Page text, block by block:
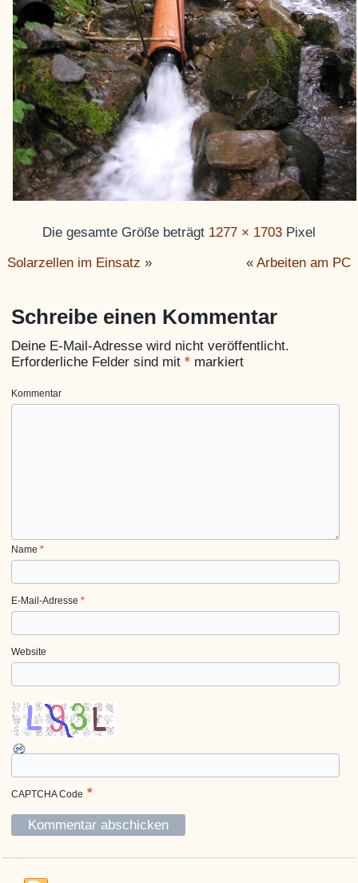
Die gesamte Größe beträgt 1277 × 1703 Pixel
Solarzellen im Einsatz » « Arbeiten am PC
Schreibe einen Kommentar
Deine E-Mail-Adresse wird nicht veröffentlicht.
Erforderliche Felder sind mit* markiert
Kommentar
Name*
E-Mail-Adresse*
Website
CAPTCHA Code *